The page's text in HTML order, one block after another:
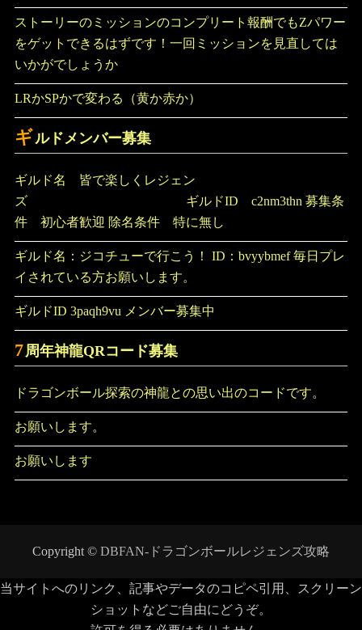
ストーリーのミッションのコンプリート報酬でもZパワー
をゲットできるはずです！一回ミッションを見直しては
いかがでしょうか
LRかSPかで変わる（黄か赤か）
ギルドメンバー募集
ギルド名 皆で楽しくレジェン
ズ ギルドID c2nm3thn 募集条
件 初心者歓迎 除名条件 特に無し
ギルド名：ジコチューで行こう！ ID：bvyybmef 毎日プレ
イされている方お願いします。
ギルドID 3paqh9vu メンバー募集中
7 周年神龍QRコード募集
ドラゴンボール探索の神龍との思い出のコードです。
お願いします。
お願いします
Copyright © DBFAN-ドラゴンボールレジェンズ攻略
当サイトへのリンク、記事やデータのコピペ引用、スクリーン
ショットなどご自由にどうぞ。